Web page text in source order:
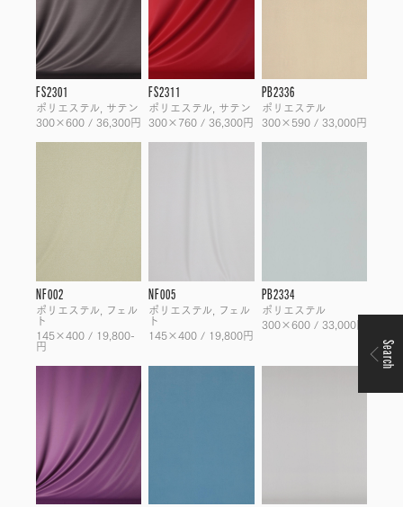
FS2301
ポリエステル, サテン
300×600 / 36,300円
FS2311
ポリエステル, サテン
300×760 / 36,300円
PB2336
ポリエステル
300×590 / 33,000円
NF002
ポリエステル, フェル
ト
145×400 / 19,800-
円
NF005
ポリエステル, フェル
ト
145×400 / 19,800円
PB2334
ポリエステル
300×600 / 33,000円
Search